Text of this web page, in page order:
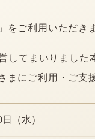
をご利用いただき
してまいりまし
まにご利用・ご支
（水）